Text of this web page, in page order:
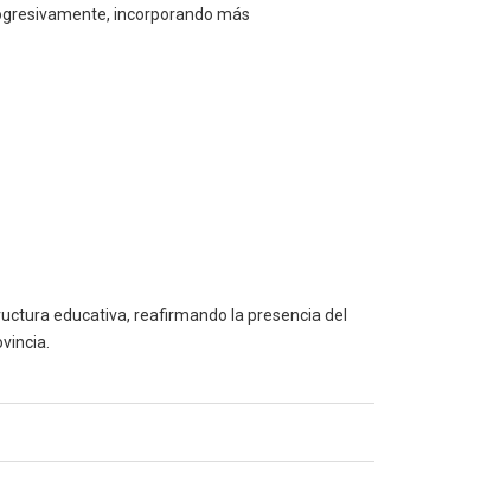
incorporando más
educativa, reafirmando la presencia del